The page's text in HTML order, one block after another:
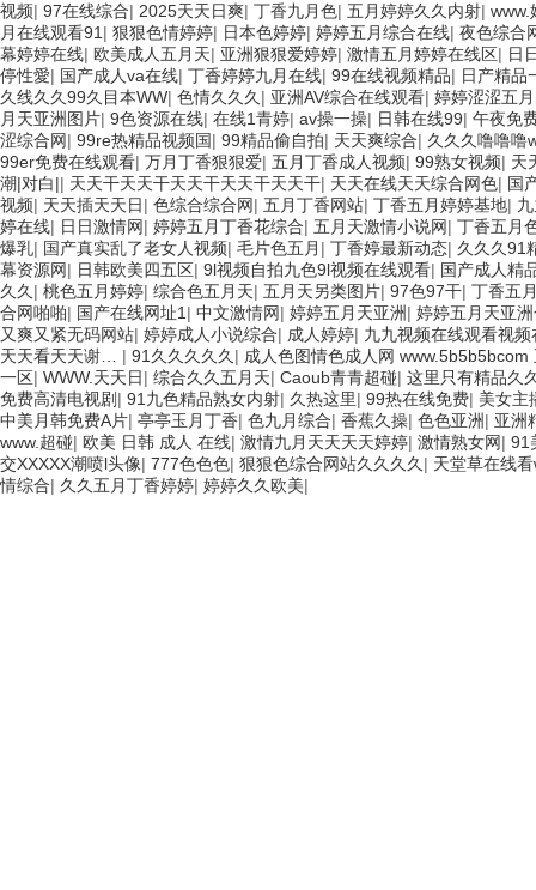
视频| 97在线综合| 2025天天日爽| 丁香九月色| 五月婷婷久久内射| www.
月在线观看91 | 狠狠色情婷婷| 日本色婷婷| 婷婷五月综合在线| 夜色综合
幕婷婷在线| 欧美成人五月天| 亚洲狠狠爱婷婷| 激情五月婷婷在线区| 日
停性愛| 国产成人va在线| 丁香婷婷九月在线| 99在线视频精品| 日产精品
久线久久99久目本WW| 色情久久久 | 亚洲AV综合在线观看| 婷婷涩涩五
月天亚洲图片| 9色资源在线| 在线1青婷| av操一操| 日韩在线99| 午夜免
涩综合网| 99re热精品视频国| 99精品偷自拍| 天天爽综合| 久久久噜噜噜
99er免费在线观看| 万月丁香狠狠爱| 五月丁香成人视频| 99熟女视频| 天
潮|对白|| 天天干天天干天天干天天干天天干| 天天在线天天综合网色| 国
视频| 天天插天天日| 色综合综合网| 五月丁香网站| 丁香五月婷婷基地|
婷在线| 日日激情网| 婷婷五月丁香花综合| 五月天激情小说网| 丁香五月
爆乳| 国产真实乱了老女人视频| 毛片色五月 | 丁香婷最新动态| 久久久91
幕资源网| 日韩欧美四五区| 9l视频自拍九色9l视频在线观看| 国产成人精
久久 | 桃色五月婷婷| 综合色五月天| 五月天另类图片| 97色97干| 丁香五
合网啪啪| 国产在线网址1 | 中文激情网| 婷婷五月天亚洲| 婷婷五月天亚
又爽又紧无码网站| 婷婷成人小说综合| 成人婷婷| 九九视频在线观看视
天天看天天谢… | 91久久久久久 | 成人色图情色成人网 www.5b5b5bcom
一区| WWW.天天日| 综合久久五月天| Caoub青青超碰| 这里只有精品久
免费高清电视剧 | 91九色精品熟女内射| 久热这里| 99热在线免费| 美女主
中美月韩免费A片| 亭亭玉月丁香| 色九月综合| 香蕉久操| 色色亚洲| 亚洲
www.超碰| 欧美 日韩 成人 在线| 激情九月天天天天婷婷| 激情熟女网| 91
交XXXXX潮喷l头像| 777色色色| 狠狠色综合网站久久久久 | 天堂草在线
情综合| 久久五月丁香婷婷| 婷婷久久欧美|